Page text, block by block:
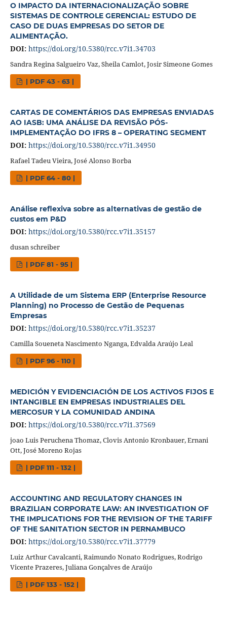
O IMPACTO DA INTERNACIONALIZAÇÃO SOBRE
SISTEMAS DE CONTROLE GERENCIAL: ESTUDO DE
CASO DE DUAS EMPRESAS DO SETOR DE
ALIMENTAÇÃO.
DOI: https://doi.org/10.5380/rcc.v7i1.34703
Sandra Regina Salgueiro Vaz, Sheila Camlot, Josir Simeone Gomes
| PDF 43 - 63 |
CARTAS DE COMENTÁRIOS DAS EMPRESAS ENVIADAS
AO IASB: UMA ANÁLISE DA REVISÃO PÓS-
IMPLEMENTAÇÃO DO IFRS 8 – OPERATING SEGMENT
DOI: https://doi.org/10.5380/rcc.v7i1.34950
Rafael Tadeu Vieira, José Alonso Borba
| PDF 64 - 80 |
Análise reflexiva sobre as alternativas de gestão de
custos em P&D
DOI: https://doi.org/10.5380/rcc.v7i1.35157
dusan schreiber
| PDF 81 - 95 |
A Utilidade de um Sistema ERP (Enterprise Resource
Planning) no Processo de Gestão de Pequenas
Empresas
DOI: https://doi.org/10.5380/rcc.v7i1.35237
Camilla Soueneta Nascimento Nganga, Edvalda Araújo Leal
| PDF 96 - 110 |
MEDICIÓN Y EVIDENCIACIÓN DE LOS ACTIVOS FIJOS E
INTANGIBLE EN EMPRESAS INDUSTRIALES DEL
MERCOSUR Y LA COMUNIDAD ANDINA
DOI: https://doi.org/10.5380/rcc.v7i1.37569
joao Luis Peruchena Thomaz, Clovis Antonio Kronbauer, Ernani
Ott, José Moreno Rojas
| PDF 111 - 132 |
ACCOUNTING AND REGULATORY CHANGES IN
BRAZILIAN CORPORATE LAW: AN INVESTIGATION OF
THE IMPLICATIONS FOR THE REVISION OF THE TARIFF
OF THE SANITATION SECTOR IN PERNAMBUCO
DOI: https://doi.org/10.5380/rcc.v7i1.37779
Luiz Arthur Cavalcanti, Raimundo Nonato Rodrigues, Rodrigo
Vicente Prazeres, Juliana Gonçalves de Araújo
| PDF 133 - 152 |